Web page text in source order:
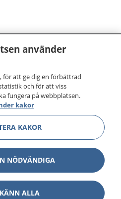
använder
för att ge dig en förbättrad
och för att viss
fungera på webbplatsen.
kakor
KAKOR
NÖDVÄNDIGA
ALLA